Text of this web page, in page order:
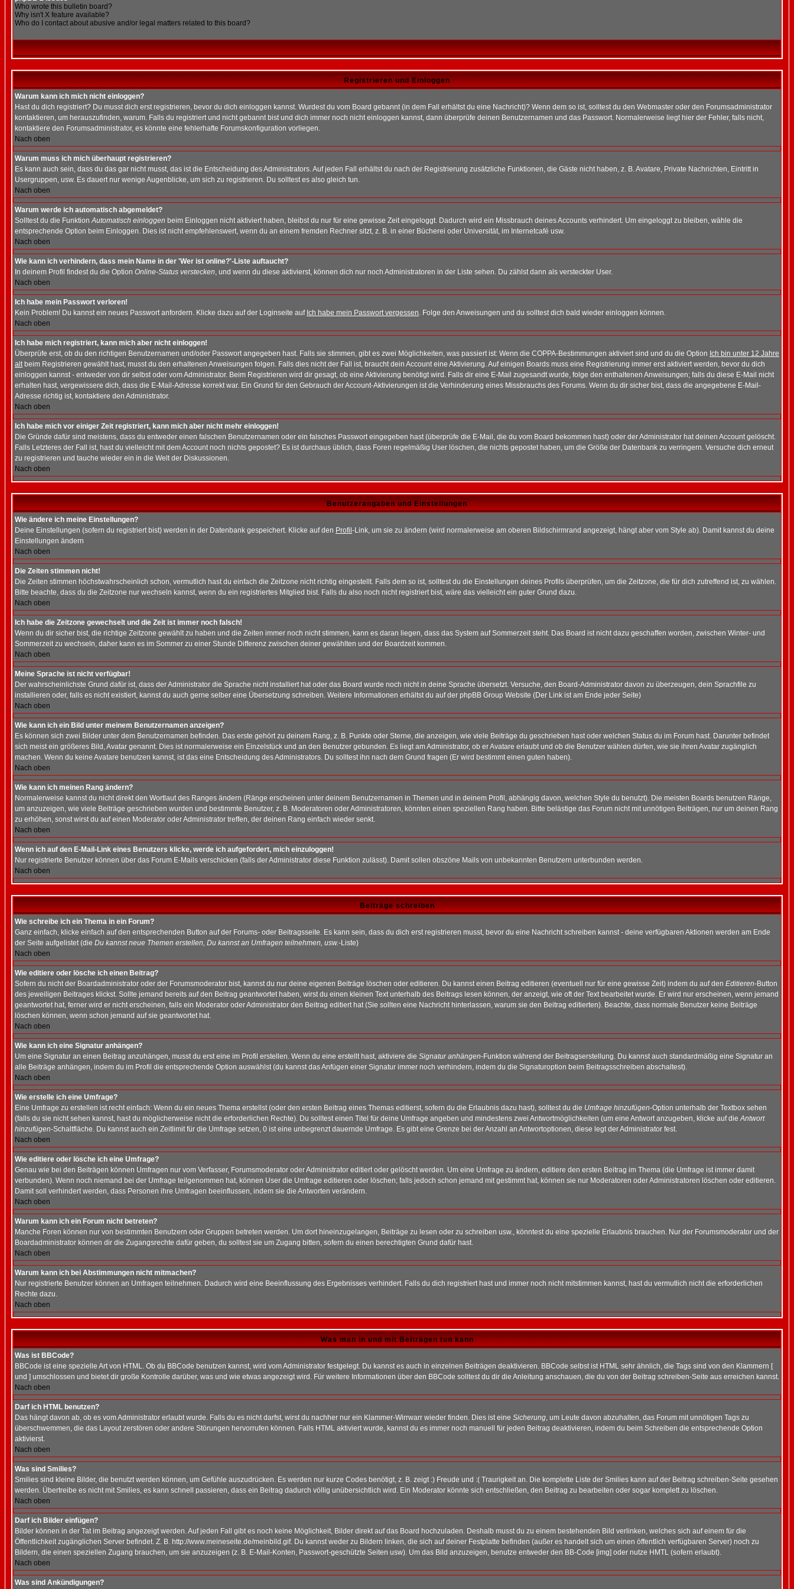
Who wrote this bulletin board?
Why isn't X feature available?
Who do I contact about abusive and/or legal matters related to this board?
Registrieren und Einloggen
Warum kann ich mich nicht einloggen?
Hast du dich registriert? Du musst dich erst registrieren, bevor du dich einloggen kannst. Wurdest du vom Board gebannt (in dem Fall erhältst du eine Nachricht)? Wenn dem so ist, solltest du den Webmaster oder den Forumsadministrator
kontaktieren, um herauszufinden, warum. Falls du registriert und nicht gebannt bist und dich immer noch nicht einloggen kannst, dann überprüfe deinen Benutzernamen und das Passwort. Normalerweise liegt hier der Fehler, falls nicht,
kontaktiere den Forumsadministrator, es könnte eine fehlerhafte Forumskonfiguration vorliegen.
Nach oben
Warum muss ich mich überhaupt registrieren?
Es kann auch sein, dass du das gar nicht musst, das ist die Entscheidung des Administrators. Auf jeden Fall erhältst du nach der Registrierung zusätzliche Funktionen, die Gäste nicht haben, z. B. Avatare, Private Nachrichten, Eintritt in
Usergruppen, usw. Es dauert nur wenige Augenblicke, um sich zu registrieren. Du solltest es also gleich tun.
Nach oben
Warum werde ich automatisch abgemeldet?
Solltest du die FunktionAutomatisch einloggen beim Einloggen nicht aktiviert haben, bleibst du nur für eine gewisse Zeit eingeloggt. Dadurch wird ein Missbrauch deines Accounts verhindert. Um eingeloggt zu bleiben, wähle die
entsprechende Option beim Einloggen. Dies ist nicht empfehlenswert, wenn du an einem fremden Rechner sitzt, z. B. in einer Bücherei oder Universität, im Internetcafé usw.
Nach oben
Wie kann ich verhindern, dass mein Name in der 'Wer ist online?'-Liste auftaucht?
In deinem Profil findest du die Option Online-Status verstecken, und wenn du diese aktivierst, können dich nur noch Administratoren in der Liste sehen. Du zählst dann als versteckter User.
Nach oben
Ich habe mein Passwort verloren!
Kein Problem! Du kannst ein neues Passwort anfordern. Klicke dazu auf der Loginseite auf Ich habe mein Passwort vergessen. Folge den Anweisungen und du solltest dich bald wieder einloggen können.
Nach oben
Ich habe mich registriert, kann mich aber nicht einloggen!
Überprüfe erst, ob du den richtigen Benutzernamen und/oder Passwort angegeben hast. Falls sie stimmen, gibt es zwei Möglichkeiten, was passiert ist: Wenn die COPPA-Bestimmungen aktiviert sind und du die Option Ich bin unter 12 Jahre
altbeim Registrieren gewählt hast, musst du den erhaltenen Anweisungen folgen. Falls dies nicht der Fall ist, braucht dein Account eine Aktivierung. Auf einigen Boards muss eine Registrierung immer erst aktiviert werden, bevor du dich
einloggen kannst - entweder von dir selbst oder vom Administrator. Beim Registrieren wird dir gesagt, ob eine Aktivierung benötigt wird. Falls dir eine E-Mail zugesandt wurde, folge den enthaltenen Anweisungen; falls du diese E-Mail nicht
erhalten hast, vergewissere dich, dass die E-Mail-Adresse korrekt war. Ein Grund für den Gebrauch der Account-Aktivierungen ist die Verhinderung eines Missbrauchs des Forums. Wenn du dir sicher bist, dass die angegebene E-Mail-
Adresse richtig ist, kontaktiere den Administrator.
Nach oben
Ich habe mich vor einiger Zeit registriert, kann mich aber nicht mehr einloggen!
Die Gründe dafür sind meistens, dass du entweder einen falschen Benutzernamen oder ein falsches Passwort eingegeben hast (überprüfe die E-Mail, die du vom Board bekommen hast) oder der Administrator hat deinen Account gelöscht.
Falls Letzteres der Fall ist, hast du vielleicht mit dem Account noch nichts gepostet? Es ist durchaus üblich, dass Foren regelmäßig User löschen, die nichts gepostet haben, um die Größe der Datenbank zu verringern. Versuche dich erneut
zu registrieren und tauche wieder ein in die Welt der Diskussionen.
Nach oben
Benutzerangaben und Einstellungen
Wie ändere ich meine Einstellungen?
Deine Einstellungen (sofern du registriert bist) werden in der Datenbank gespeichert. Klicke auf den Profil -Link, um sie zu ändern (wird normalerweise am oberen Bildschirmrand angezeigt, hängt aber vom Style ab). Damit kannst du deine
Einstellungen ändern
Nach oben
Die Zeiten stimmen nicht!
Die Zeiten stimmen höchstwahrscheinlich schon, vermutlich hast du einfach die Zeitzone nicht richtig eingestellt. Falls dem so ist, solltest du die Einstellungen deines Profils überprüfen, um die Zeitzone, die für dich zutreffend ist, zu wählen.
Bitte beachte, dass du die Zeitzone nur wechseln kannst, wenn du ein registriertes Mitglied bist. Falls du also noch nicht registriert bist, wäre das vielleicht ein guter Grund dazu.
Nach oben
Ich habe die Zeitzone gewechselt und die Zeit ist immer noch falsch!
Wenn du dir sicher bist, die richtige Zeitzone gewählt zu haben und die Zeiten immer noch nicht stimmen, kann es daran liegen, dass das System auf Sommerzeit steht. Das Board ist nicht dazu geschaffen worden, zwischen Winter- und
Sommerzeit zu wechseln, daher kann es im Sommer zu einer Stunde Differenz zwischen deiner gewählten und der Boardzeit kommen.
Nach oben
Meine Sprache ist nicht verfügbar!
Der wahrscheinlichste Grund dafür ist, dass der Administrator die Sprache nicht installiert hat oder das Board wurde noch nicht in deine Sprache übersetzt. Versuche, den Board-Administrator davon zu überzeugen, dein Sprachfile zu
installieren oder, falls es nicht existiert, kannst du auch gerne selber eine Übersetzung schreiben. Weitere Informationen erhältst du auf der phpBB Group Website (Der Link ist am Ende jeder Seite)
Nach oben
Wie kann ich ein Bild unter meinem Benutzernamen anzeigen?
Es können sich zwei Bilder unter dem Benutzernamen befinden. Das erste gehört zu deinem Rang, z. B. Punkte oder Sterne, die anzeigen, wie viele Beiträge du geschrieben hast oder welchen Status du im Forum hast. Darunter befindet
sich meist ein größeres Bild, Avatar genannt. Dies ist normalerweise ein Einzelstück und an den Benutzer gebunden. Es liegt am Administrator, ob er Avatare erlaubt und ob die Benutzer wählen dürfen, wie sie ihren Avatar zugänglich
machen. Wenn du keine Avatare benutzen kannst, ist das eine Entscheidung des Administrators. Du solltest ihn nach dem Grund fragen (Er wird bestimmt einen guten haben).
Nach oben
Wie kann ich meinen Rang ändern?
Normalerweise kannst du nicht direkt den Wortlaut des Ranges ändern (Ränge erscheinen unter deinem Benutzernamen in Themen und in deinem Profil, abhängig davon, welchen Style du benutzt). Die meisten Boards benutzen Ränge,
um anzuzeigen, wie viele Beiträge geschrieben wurden und bestimmte Benutzer, z. B. Moderatoren oder Administratoren, könnten einen speziellen Rang haben. Bitte belästige das Forum nicht mit unnötigen Beiträgen, nur um deinen Rang
zu erhöhen, sonst wirst du auf einen Moderator oder Administrator treffen, der deinen Rang einfach wieder senkt.
Nach oben
Wenn ich auf den E-Mail-Link eines Benutzers klicke, werde ich aufgefordert, mich einzuloggen!
Nur registrierte Benutzer können über das Forum E-Mails verschicken (falls der Administrator diese Funktion zulässt). Damit sollen obszöne Mails von unbekannten Benutzern unterbunden werden.
Nach oben
Beiträge schreiben
Wie schreibe ich ein Thema in ein Forum?
Ganz einfach, klicke einfach auf den entsprechenden Button auf der Forums- oder Beitragsseite. Es kann sein, dass du dich erst registrieren musst, bevor du eine Nachricht schreiben kannst - deine verfügbaren Aktionen werden am Ende
der Seite aufgelistet (die Du kannst neue Themen erstellen, Du kannst an Umfragen teilnehmen, usw.-Liste)
Nach oben
Wie editiere oder lösche ich einen Beitrag?
Sofern du nicht der Boardadministrator oder der Forumsmoderator bist, kannst du nur deine eigenen Beiträge löschen oder editieren. Du kannst einen Beitrag editieren (eventuell nur für eine gewisse Zeit) indem du auf den Editieren-Button
des jeweiligen Beitrages klickst. Sollte jemand bereits auf den Beitrag geantwortet haben, wirst du einen kleinen Text unterhalb des Beitrags lesen können, der anzeigt, wie oft der Text bearbeitet wurde. Er wird nur erscheinen, wenn jemand
geantwortet hat, ferner wird er nicht erscheinen, falls ein Moderator oder Administrator den Beitrag editiert hat (Sie sollten eine Nachricht hinterlassen, warum sie den Beitrag editierten). Beachte, dass normale Benutzer keine Beiträge
löschen können, wenn schon jemand auf sie geantwortet hat.
Nach oben
Wie kann ich eine Signatur anhängen?
Um eine Signatur an einen Beitrag anzuhängen, musst du erst eine im Profil erstellen. Wenn du eine erstellt hast, aktiviere die Signatur anhängen-Funktion während der Beitragserstellung. Du kannst auch standardmäßig eine Signatur an
alle Beiträge anhängen, indem du im Profil die entsprechende Option auswählst (du kannst das Anfügen einer Signatur immer noch verhindern, indem du die Signaturoption beim Beitragsschreiben abschaltest).
Nach oben
Wie erstelle ich eine Umfrage?
Eine Umfrage zu erstellen ist recht einfach: Wenn du ein neues Thema erstellst (oder den ersten Beitrag eines Themas editierst, sofern du die Erlaubnis dazu hast), solltest du die Umfrage hinzufügen-Option unterhalb der Textbox sehen
(falls du sie nicht sehen kannst, hast du möglicherweise nicht die erforderlichen Rechte). Du solltest einen Titel für deine Umfrage angeben und mindestens zwei Antwortmöglichkeiten (um eine Antwort anzugeben, klicke auf dieAntwort
hinzufügen-Schaltfläche. Du kannst auch ein Zeitlimit für die Umfrage setzen, 0 ist eine unbegrenzt dauernde Umfrage. Es gibt eine Grenze bei der Anzahl an Antwortoptionen, diese legt der Administrator fest.
Nach oben
Wie editiere oder lösche ich eine Umfrage?
Genau wie bei den Beiträgen können Umfragen nur vom Verfasser, Forumsmoderator oder Administrator editiert oder gelöscht werden. Um eine Umfrage zu ändern, editiere den ersten Beitrag im Thema (die Umfrage ist immer damit
verbunden). Wenn noch niemand bei der Umfrage teilgenommen hat, können User die Umfrage editieren oder löschen; falls jedoch schon jemand mit gestimmt hat, können sie nur Moderatoren oder Administratoren löschen oder editieren.
Damit soll verhindert werden, dass Personen ihre Umfragen beeinflussen, indem sie die Antworten verändern.
Nach oben
Warum kann ich ein Forum nicht betreten?
Manche Foren können nur von bestimmten Benutzern oder Gruppen betreten werden. Um dort hineinzugelangen, Beiträge zu lesen oder zu schreiben usw., könntest du eine spezielle Erlaubnis brauchen. Nur der Forumsmoderator und der
Boardadministrator können dir die Zugangsrechte dafür geben, du solltest sie um Zugang bitten, sofern du einen berechtigten Grund dafür hast.
Nach oben
Warum kann ich bei Abstimmungen nicht mitmachen?
Nur registrierte Benutzer können an Umfragen teilnehmen. Dadurch wird eine Beeinflussung des Ergebnisses verhindert. Falls du dich registriert hast und immer noch nicht mitstimmen kannst, hast du vermutlich nicht die erforderlichen
Rechte dazu.
Nach oben
Was man in und mit Beiträgen tun kann
Was ist BBCode?
BBCode ist eine spezielle Art von HTML. Ob du BBCode benutzen kannst, wird vom Administrator festgelegt. Du kannst es auch in einzelnen Beiträgen deaktivieren. BBCode selbst ist HTML sehr ähnlich, die Tags sind von den Klammern [
und ] umschlossen und bietet dir große Kontrolle darüber, was und wie etwas angezeigt wird. Für weitere Informationen über den BBCode solltest du dir die Anleitung anschauen, die du von der Beitrag schreiben-Seite aus erreichen kannst.
Nach oben
Darf ich HTML benutzen?
Das hängt davon ab, ob es vom Administrator erlaubt wurde. Falls du es nicht darfst, wirst du nachher nur ein Klammer-Wirrwarr wieder finden. Dies ist eine Sicherung, um Leute davon abzuhalten, das Forum mit unnötigen Tags zu
überschwemmen, die das Layout zerstören oder andere Störungen hervorrufen können. Falls HTML aktiviert wurde, kannst du es immer noch manuell für jeden Beitrag deaktivieren, indem du beim Schreiben die entsprechende Option
aktivierst.
Nach oben
Was sind Smilies?
Smilies sind kleine Bilder, die benutzt werden können, um Gefühle auszudrücken. Es werden nur kurze Codes benötigt, z. B. zeigt :) Freude und :( Traurigkeit an. Die komplette Liste der Smilies kann auf der Beitrag schreiben-Seite gesehen
werden. Übertreibe es nicht mit Smilies, es kann schnell passieren, dass ein Beitrag dadurch völlig unübersichtlich wird. Ein Moderator könnte sich entschließen, den Beitrag zu bearbeiten oder sogar komplett zu löschen.
Nach oben
Darf ich Bilder einfügen?
Bilder können in der Tat im Beitrag angezeigt werden. Auf jeden Fall gibt es noch keine Möglichkeit, Bilder direkt auf das Board hochzuladen. Deshalb musst du zu einem bestehenden Bild verlinken, welches sich auf einem für die
Öffentlichkeit zugänglichen Server befindet. Z. B. http://www.meineseite.de/meinbild.gif. Du kannst weder zu Bildern linken, die sich auf deiner Festplatte befinden (außer es handelt sich um einen öffentlich verfügbaren Server) noch zu
Bildern, die einen speziellen Zugang brauchen, um sie anzuzeigen (z. B. E-Mail-Konten, Passwort-geschützte Seiten usw). Um das Bild anzuzeigen, benutze entweder den BB-Code [img] oder nutze HMTL (sofern erlaubt).
Nach oben
Was sind Ankündigungen?